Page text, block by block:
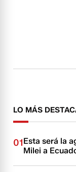
LO MÁS
01Esta será la
Milei a